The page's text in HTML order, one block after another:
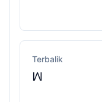
Terbalik
ꟽ